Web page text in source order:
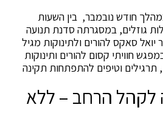
חודש נובמבר, בין השעות
פעילות גוזלים, במסגרתה סדנת תנועה
יואל סאקס להורים ולתינוקות מגיל
חוויתי קסום להורים ותינוקות
תרגילים וטיפים להתפתחות תקינה
לקהל הרחב – ללא